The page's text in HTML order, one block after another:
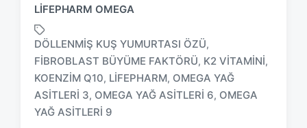
LIFEPHARM OMEGA
T
a
g
DÖLLENMIŞ KUŞ YUMURTASI ÖZÜ,
FIBROBLAST BÜYÜME FAKTÖRÜ, K2 VITAMINI,
KOENZIM Q10, LIFEPHARM, OMEGA YAĞ
ASITLERI 3, OMEGA YAĞ ASITLERI 6, OMEGA
YAĞ ASITLERI 9